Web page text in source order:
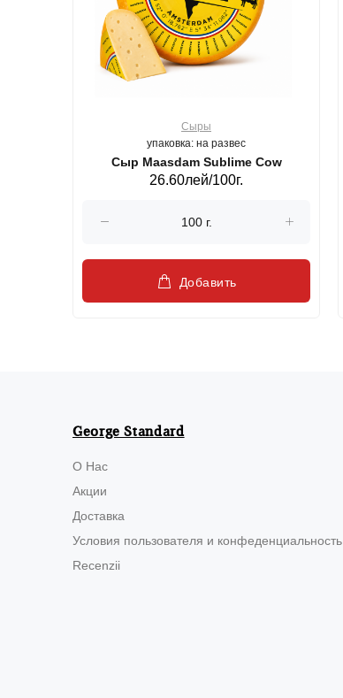
Сыры
упаковка: на развес
Сыр Maasdam Sublime Cow
26.60лей/100г.
Добавить
George Standard
О Нас
Акции
Доставка
Условия пользователя и конфеденциальность
Recenzii